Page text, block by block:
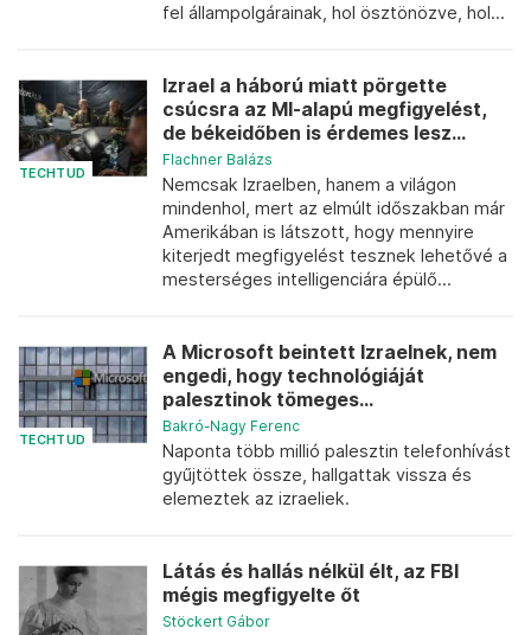
fel állampolgárainak, hol ösztönözve, hol...
TECHTUD
Izrael a háború miatt pörgette
csúcsra az MI-alapú megfigyelést,
de békeidőben is érdemes lesz...
Flachner Balázs
Nemcsak Izraelben, hanem a világon
mindenhol, mert az elmúlt időszakban már
Amerikában is látszott, hogy mennyire
kiterjedt megfigyelést tesznek lehetővé a
mesterséges intelligenciára épülő...
TECHTUD
A Microsoft beintett Izraelnek, nem
engedi, hogy technológiáját
palesztinok tömeges...
Bakró-Nagy Ferenc
Naponta több millió palesztin telefonhívást
gyűjtöttek össze, hallgattak vissza és
elemeztek az izraeliek.
Látás és hallás nélkül élt, az FBI
mégis megfigyelte őt
Stöckert Gábor